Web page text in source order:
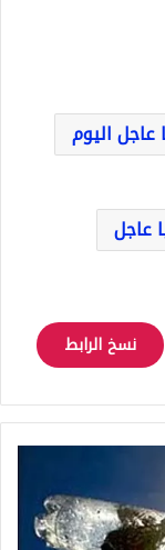
عاجل اليوم
عاجل
نسخ الرابط